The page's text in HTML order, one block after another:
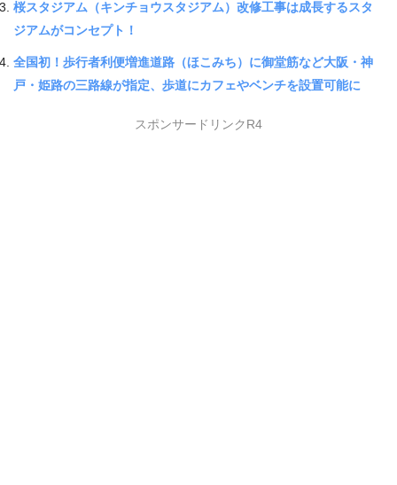
桜スタジアム（キンチョウスタジアム）改修工事は成長するスタ
ジアムがコンセプト！
全国初！歩行者利便増進道路（ほこみち）に御堂筋など大阪・神
戸・姫路の三路線が指定、歩道にカフェやベンチを設置可能に
スポンサードリンクR4